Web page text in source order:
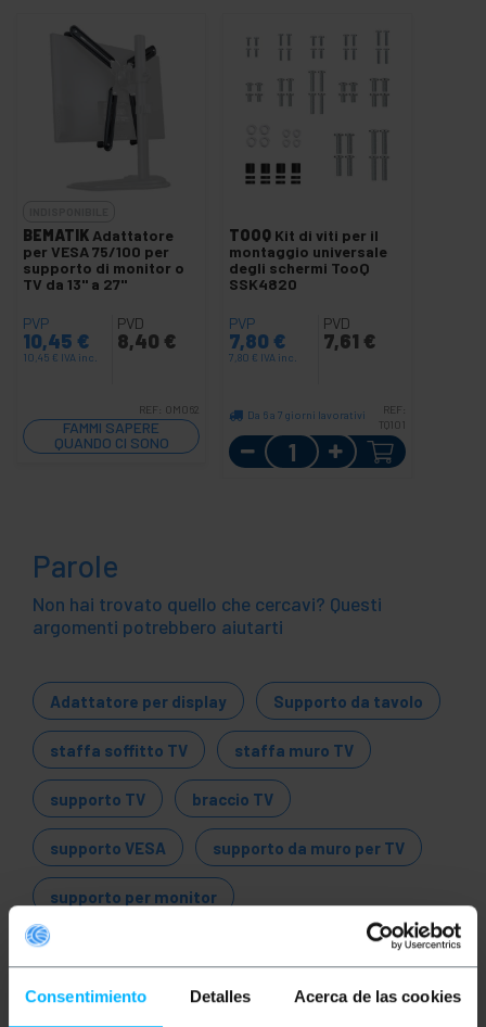
Consentimiento Detalles Acerca de las cookies
BEMATIK Adattatore
per VESA 75/100 per
supporto di monitor o
TV da 13" a 27"
PVP
10,45 €
10,45 € IVA inc.
PVD
8,40 €
REF: OM062
FAMMI SAPERE
QUANDO CI SONO
SCORTE
TOOQ Kit di viti per il
montaggio universale
degli schermi TooQ
SSK4820
PVP
7,80 €
7,80 € IVA inc.
PVD
7,61 €
Da 6 a 7 giorni lavorativi
REF:
TQ101
Quantità
Parole
Non hai trovato quello che cercavi? Questi
argomenti potrebbero aiutarti
Adattatore per display Supporto da tavolo
staffa soffitto TV staffa muro TV
supporto TV braccio TV
supporto VESA supporto da muro per TV
supporto per monitor
staffa da parete